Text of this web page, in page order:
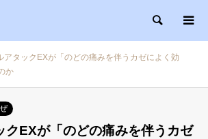
検索
アタックEXが「のどの痛みを伴うカゼによく効
か
クEXが「のどの痛みを伴うカゼ